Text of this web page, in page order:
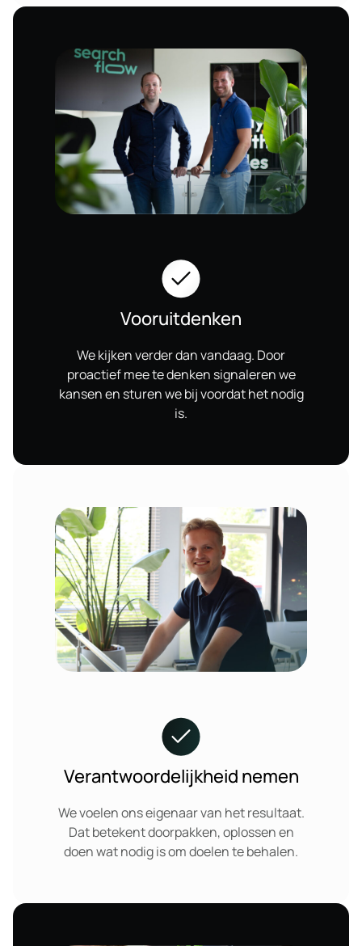
Vooruitdenken
We kijken verder dan vandaag. Door
proactief mee te denken signaleren we
kansen en sturen we bij voordat het nodig
is.
Verantwoordelijkheid nemen
We voelen ons eigenaar van het resultaat.
Dat betekent doorpakken, oplossen en
doen wat nodig is om doelen te behalen.